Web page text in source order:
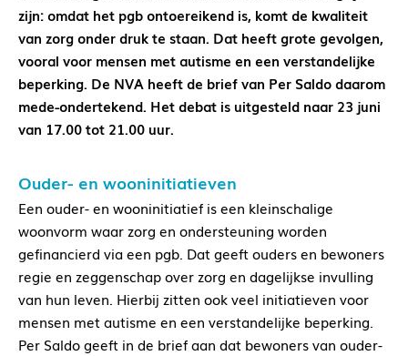
zijn: omdat het pgb ontoereikend is, komt de kwaliteit
van zorg onder druk te staan. Dat heeft grote gevolgen,
vooral voor mensen met autisme en een verstandelijke
beperking. De NVA heeft de brief van Per Saldo daarom
mede-ondertekend. Het debat is uitgesteld naar 23 juni
van 17.00 tot 21.00 uur.
Ouder- en wooninitiatieven
Een ouder- en wooninitiatief is een kleinschalige
woonvorm waar zorg en ondersteuning worden
gefinancierd via een pgb. Dat geeft ouders en bewoners
regie en zeggenschap over zorg en dagelijkse invulling
van hun leven. Hierbij zitten ook veel initiatieven voor
mensen met autisme en een verstandelijke beperking.
Per Saldo geeft in de brief aan dat bewoners van ouder-